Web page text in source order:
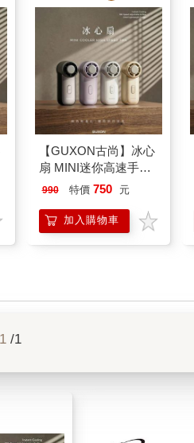
【GUXON古尚】冰心
扇 MINI迷你高速手持
風扇
990 特價 750 元
加入購物車
1 /1